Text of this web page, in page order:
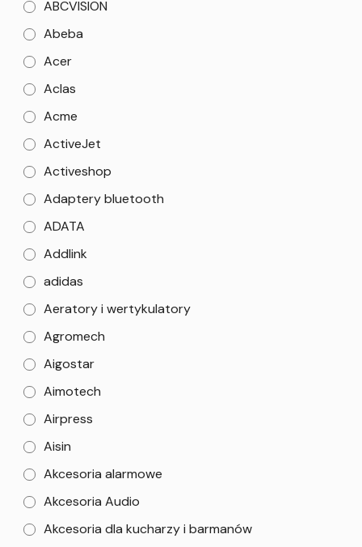
ABCVISION
Abeba
Acer
Aclas
Acme
ActiveJet
Activeshop
Adaptery bluetooth
ADATA
Addlink
adidas
Aeratory i wertykulatory
Agromech
Aigostar
Aimotech
Airpress
Aisin
Akcesoria alarmowe
Akcesoria Audio
Akcesoria dla kucharzy i barmanów